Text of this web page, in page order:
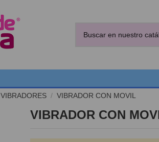
VIBRADORES VIBRADOR CON MOVIL
VIBRADOR CON